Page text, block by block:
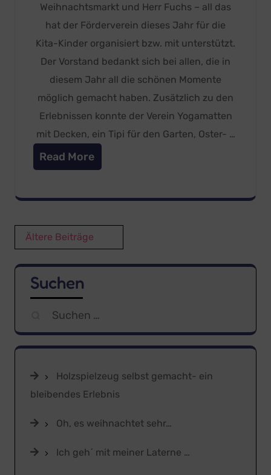
Weihnachtsmarkt und Herr Fuchs – all das
hat der Förderverein dieses Jahr für die
Kita-Kinder organisiert bzw. mit unterstützt.
Der Vorstand bedankt sich bei allen, die in
diesem Jahr all die schönen Momente
möglich gemacht haben. Zusätzlich zu den
Erlebnissen konnte der Verein Yogamatten
mit Decken, ein Tipi für den Garten, Oster- …
Read More
Beitragsnavigation
Ältere Beiträge
Suchen
Suchen
nach:
Holzspielzeug selbst gemacht- ein
bleibendes Erlebnis
Oh, es weihnachtet sehr…
Ich geh´ mit meiner Laterne …